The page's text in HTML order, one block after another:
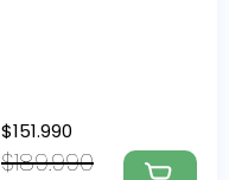
$189.990
$151.990